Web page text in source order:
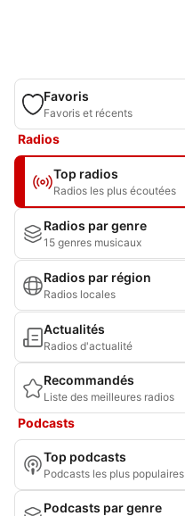
Favoris
Favoris et récents
Radios
Top radios
Radios les plus écoutées
Radios par genre
15 genres musicaux
Radios par région
Radios locales
Actualités
Radios d'actualité
Recommandés
Liste des meilleures radios
Podcasts
Top podcasts
Podcasts les plus populaires
Podcasts par genre